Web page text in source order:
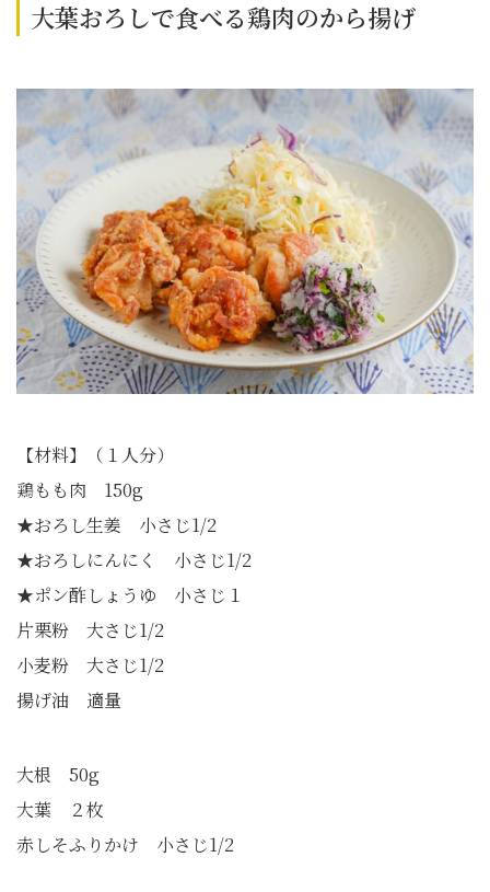
大葉おろしで食べる鶏肉のから揚げ
【材料】（１人分）
鶏もも肉 150g
★おろし生姜 小さじ1/2
★おろしにんにく 小さじ1/2
★ポン酢しょうゆ 小さじ１
片栗粉 大さじ1/2
小麦粉 大さじ1/2
揚げ油 適量
大根 50g
大葉 ２枚
赤しそふりかけ 小さじ1/2